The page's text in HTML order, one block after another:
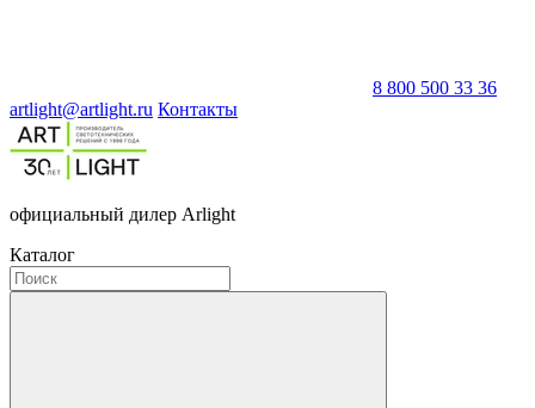
8 800 500 33 36
artlight@artlight.ru Контакты
официальный дилер Arlight
Каталог